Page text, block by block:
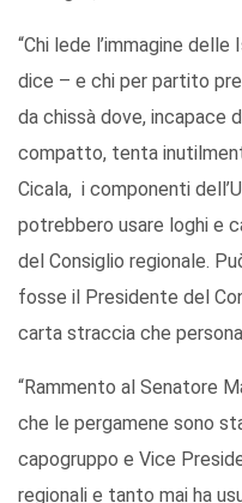
“Chi lede l’immagine
dice – e chi per partito
da chissà dove, incapace
compatto, tenta
Cicala, i componenti
potrebbero usare loghi e
del Consiglio regionale.
fosse il Presidente del
carta straccia che
“Rammento al Senatore
che le pergamene sono
capogruppo e Vice
regionali e tanto mai ha